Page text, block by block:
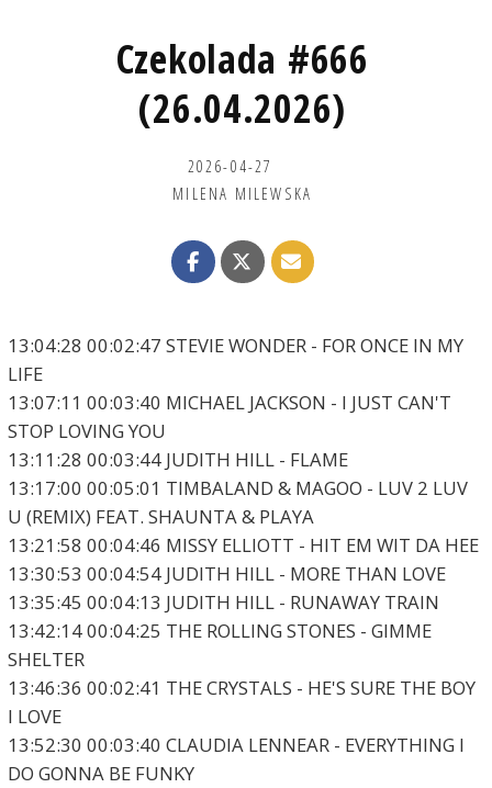
Czekolada #666
(26.04.2026)
2026-04-27
MILENA MILEWSKA
13:04:28 00:02:47 STEVIE WONDER - FOR ONCE IN MY
LIFE
13:07:11 00:03:40 MICHAEL JACKSON - I JUST CAN'T
STOP LOVING YOU
13:11:28 00:03:44 JUDITH HILL - FLAME
13:17:00 00:05:01 TIMBALAND & MAGOO - LUV 2 LUV
U (REMIX) FEAT. SHAUNTA & PLAYA
13:21:58 00:04:46 MISSY ELLIOTT - HIT EM WIT DA HEE
13:30:53 00:04:54 JUDITH HILL - MORE THAN LOVE
13:35:45 00:04:13 JUDITH HILL - RUNAWAY TRAIN
13:42:14 00:04:25 THE ROLLING STONES - GIMME
SHELTER
13:46:36 00:02:41 THE CRYSTALS - HE'S SURE THE BOY
I LOVE
13:52:30 00:03:40 CLAUDIA LENNEAR - EVERYTHING I
DO GONNA BE FUNKY